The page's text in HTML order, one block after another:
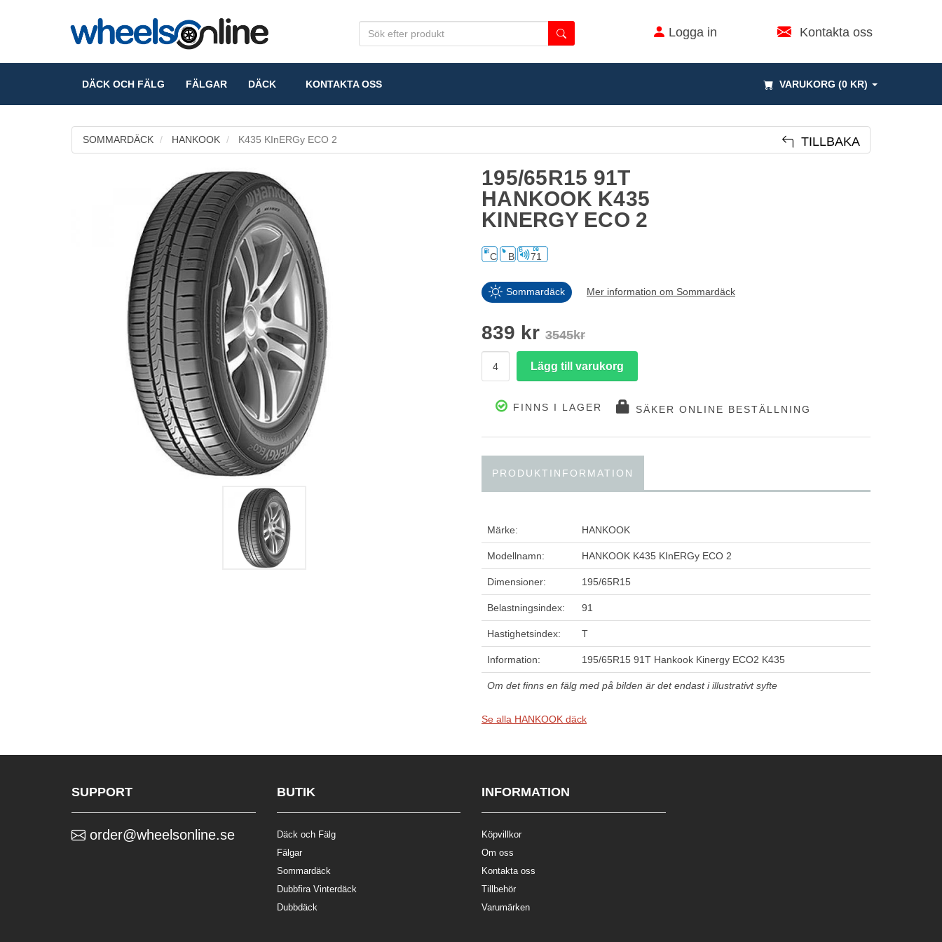
Logga in Kontakta oss
VARUKORG (0 KR)
DÄCK OCH FÄLG FÄLGAR DÄCK KONTAKTA OSS
SOMMARDÄCK HANKOOK K435 KInERGy ECO 2 TILLBAKA
195/65R15 91T
HANKOOK K435
KINERGY ECO 2
C B 71
Sommardäck Mer information om Sommardäck
839 kr 3545kr
FINNS I LAGER SÄKER ONLINE BESTÄLLNING
PRODUKTINFORMATION
Märke: HANKOOK
Modellnamn: HANKOOK K435 KInERGy ECO 2
Dimensioner: 195/65R15
Belastningsindex: 91
Hastighetsindex: T
Information: 195/65R15 91T Hankook Kinergy ECO2 K435
Om det finns en fälg med på bilden är det endast i illustrativt syfte
Se alla HANKOOK däck
SUPPORT
order@wheelsonline.se
BUTIK
Däck och Fälg
Fälgar
Sommardäck
Dubbfira Vinterdäck
Dubbdäck
INFORMATION
Köpvillkor
Om oss
Kontakta oss
Tillbehör
Varumärken